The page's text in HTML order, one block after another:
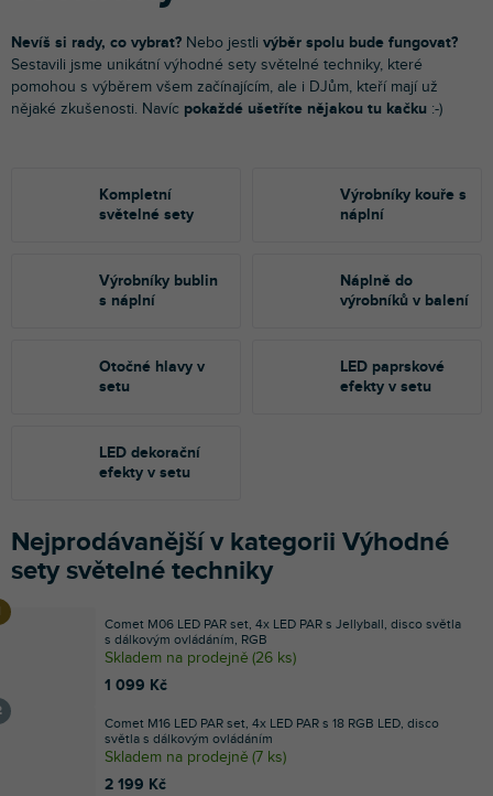
Nevíš si rady, co vybrat? Nebo jestli výběr spolu bude fungovat?
Sestavili jsme unikátní výhodné sety světelné techniky, které
pomohou s výběrem všem začínajícím, ale i DJům, kteří mají už
nějaké zkušenosti. Navíc pokaždé ušetříte nějakou tu kačku :-)
Kompletní
světelné sety
Výrobníky kouře s
náplní
Výrobníky bublin
s náplní
Náplně do
výrobníků v balení
Otočné hlavy v
setu
LED paprskové
efekty v setu
LED dekorační
efekty v setu
Nejprodávanější v kategorii Výhodné
sety světelné techniky
Comet M06 LED PAR set, 4x LED PAR s Jellyball, disco světla
s dálkovým ovládáním, RGB
Skladem na prodejně (26 ks)
1 099 Kč
Comet M16 LED PAR set, 4x LED PAR s 18 RGB LED, disco
světla s dálkovým ovládáním
Skladem na prodejně (7 ks)
2 199 Kč